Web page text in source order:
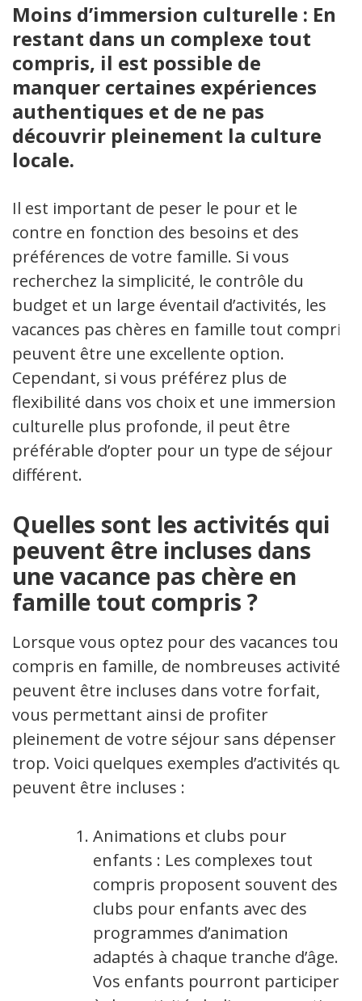
Moins d’immersion culturelle : En
restant dans un complexe tout
compris, il est possible de
manquer certaines expériences
authentiques et de ne pas
découvrir pleinement la culture
locale.
Il est important de peser le pour et le
contre en fonction des besoins et des
préférences de votre famille. Si vous
recherchez la simplicité, le contrôle du
budget et un large éventail d’activités, les
vacances pas chères en famille tout compris
peuvent être une excellente option.
Cependant, si vous préférez plus de
flexibilité dans vos choix et une immersion
culturelle plus profonde, il peut être
préférable d’opter pour un type de séjour
différent.
Quelles sont les activités qui
peuvent être incluses dans
une vacance pas chère en
famille tout compris ?
Lorsque vous optez pour des vacances tout
compris en famille, de nombreuses activités
peuvent être incluses dans votre forfait,
vous permettant ainsi de profiter
pleinement de votre séjour sans dépenser
trop. Voici quelques exemples d’activités qui
peuvent être incluses :
Animations et clubs pour
enfants : Les complexes tout
compris proposent souvent des
clubs pour enfants avec des
programmes d’animation
adaptés à chaque tranche d’âge.
Vos enfants pourront participer